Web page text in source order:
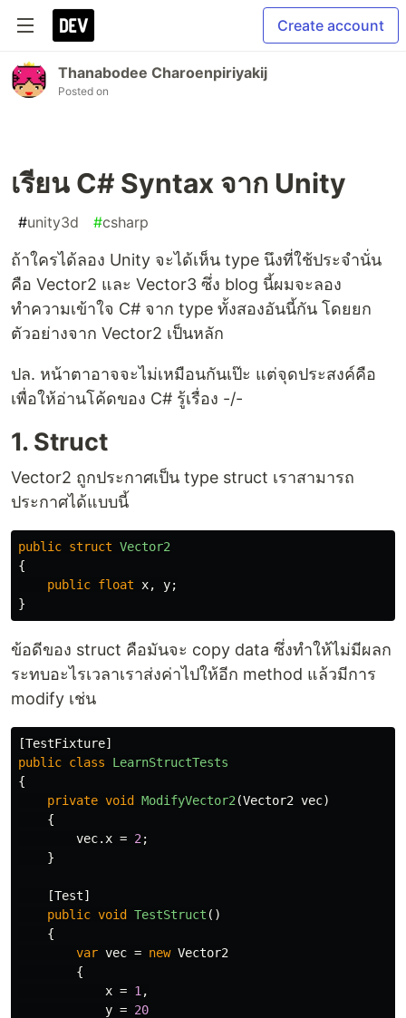
Create account
Thanabodee Charoenpiriyakij
Posted on
เรียน C# Syntax จาก Unity
#unity3d #csharp
ถ้าใครได้ลอง Unity จะได้เห็น type นึงที่ใช้ประจำนั่น
คือ Vector2 และ Vector3 ซึ่ง blog นี้ผมจะลอง
ทำความเข้าใจ C# จาก type ทั้งสองอันนี้กัน โดยยก
ตัวอย่างจาก Vector2 เป็นหลัก
ปล. หน้าตาอาจจะไม่เหมือนกันเป๊ะ แต่จุดประสงค์คือ
เพื่อให้อ่านโค้ดของ C# รู้เรื่อง -/-
1. Struct
Vector2 ถูกประกาศเป็น type struct เราสามารถ
ประกาศได้แบบนี้
public struct Vector2
{
public float x, y;
}
ข้อดีของ struct คือมันจะ copy data ซึ่งทำให้ไม่มีผลก
ระทบอะไรเวลาเราส่งค่าไปให้อีก method แล้วมีการ
modify เช่น
[TestFixture]
public class
LearnStructTests
{
private void ModifyVector2 (Vector2 vec)
{
vec. x = 2 ;
}
[Test]
public void TestStruct ()
{
var vec = new Vector2
{
x = 1 ,
y = 20